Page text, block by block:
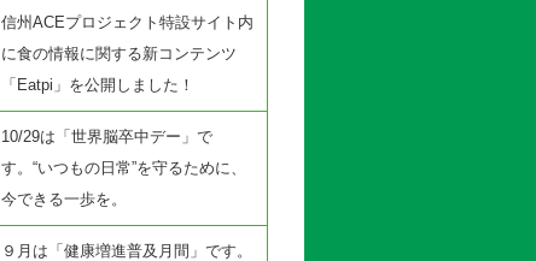
信州ACEプロジェクト特設サイト内
に食の情報に関する新コンテンツ
「Eatpi」を公開しました！
10/29は「世界脳卒中デー」で
す。“いつもの日常”を守るために、
今できる一歩を。
９月は「健康増進普及月間」です。